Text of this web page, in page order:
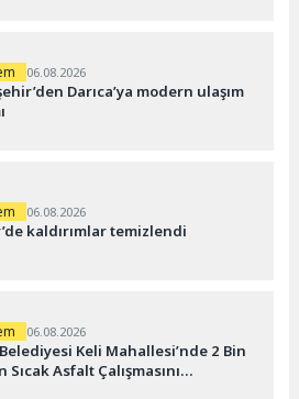
06.08.2026
Darıca’ya modern ulaşım
06.08.2026
kaldırımlar temizlendi
06.08.2026
Keli Mahallesi’nde 2 Bin
Sıcak Asfalt Çalışmasını